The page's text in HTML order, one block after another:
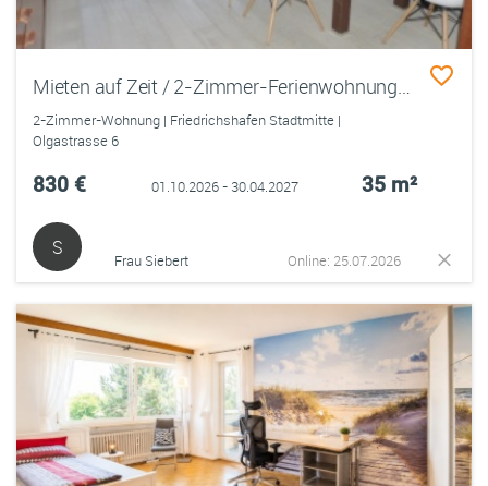
Mieten auf Zeit / 2-Zimmer-Ferienwohnung mit Seeblick
2-Zimmer-Wohnung | Friedrichshafen Stadtmitte |
Olgastrasse 6
830 € 01.10.2026 - 30.04.2027 35 m²
S
Frau Siebert Online: 25.07.2026